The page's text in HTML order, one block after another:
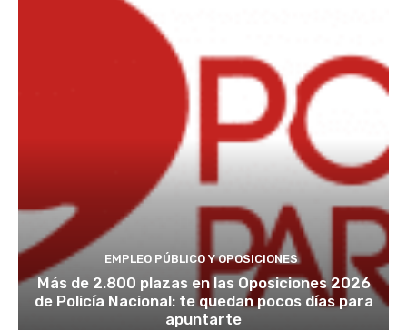
EMPLEO PÚBLICO Y OPOSICIONES
Más de 2.800 plazas en las Oposiciones 2026
de Policía Nacional: te quedan pocos días para
apuntarte